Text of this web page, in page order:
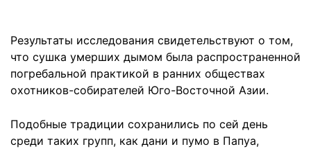
Результаты исследования свидетельствуют о том,
что сушка умерших дымом была распространенной
погребальной практикой в ранних обществах
охотников-собирателей Юго-Восточной Азии.
Подобные традиции сохранились по сей день
среди таких групп, как дани и пумо в Папуа,